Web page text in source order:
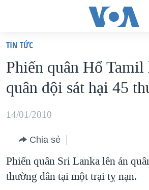
truy
cập
Tới
dung
chính
điều
hướng
VIỆT NAM
HOA KỲ
BIỂN ĐÔNG
BLOG
DIỄN ĐÀN
MỤC
TIN TỨC
Phiến quân Hổ Tamil
quân đội sát hại 45
14/01/2010
Chia sẻ
Phiến quân Sri Lanka lên án
thường dân tại một trại tỵ nạn.